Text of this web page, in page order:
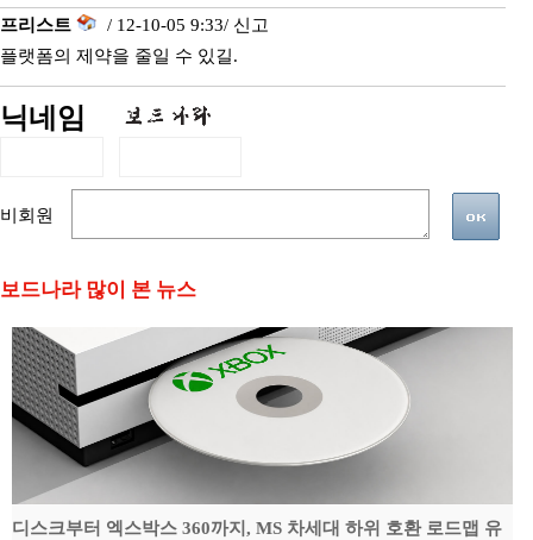
프리스트
/ 12-10-05 9:33/ 신고
플랫폼의 제약을 줄일 수 있길.
닉네임
비회원
보드나라 많이 본 뉴스
디스크부터 엑스박스 360까지, MS 차세대 하위 호환 로드맵 유